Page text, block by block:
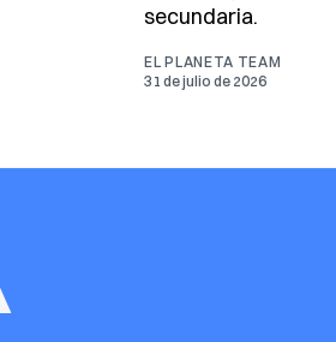
secundaria.
EL PLANETA TEAM
31 de julio de 2026